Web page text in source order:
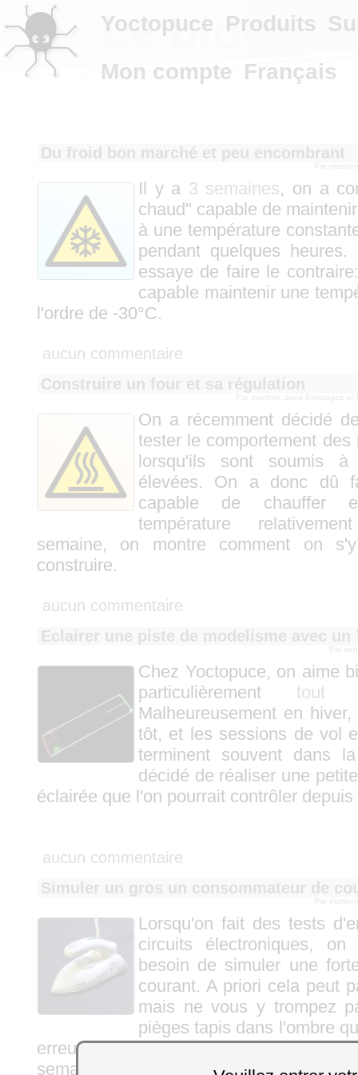
Le blog
Du froid bon marché et peu encombrant
Par
Il y a 3 semaines, on a
chaud" capable de
à une température
pendant quelques
essaye de faire le
capable maintenir une
l'ordre de -30°C.
aucun commentaire
Construire un four et sa régulation
Par martinm, dans Bricolages et
On a récemment décidé
tester le comportement des
lorsqu'ils sont soumis à
élevées. On a donc dû
capable de chauffer
température
semaine, on montre comment on
construire.
aucun commentaire
Eclairer une piste de modelisme avec un
Par
Chez Yoctopuce, on aime
particulièrement tout
Malheureusement en
tôt, et les sessions de vol
terminent souvent dans
décidé de réaliser une
éclairée que l'on pourrait contrôler
aucun commentaire
Simuler un gros un consommateur de
Par
Lorsqu'on fait des tests
circuits électroniques,
besoin de simuler une
courant. A priori cela peut
mais ne vous y trompez
pièges tapis dans l'ombre
erreur de votre part pour saboter
semaine, on vous montre comment on
Yoctopuce Produits
Mon compte Français